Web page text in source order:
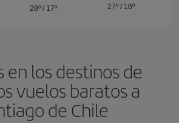
28º/ 17º
27º / 16º
en los destinos de
vuelos baratos a
de Chile